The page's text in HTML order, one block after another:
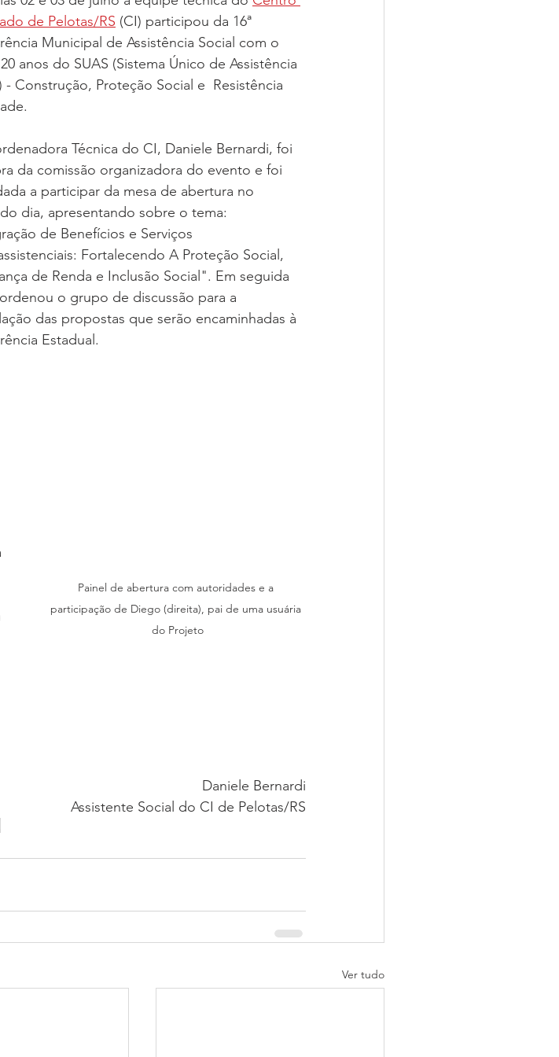
Salvashopping Candidatos Nossas Igrejas
Pessoal
de Pelotas/RS (CI) participou da 16ª
Municipal de Assistência Social com o
anos do SUAS (Sistema Único de Assistência
- Construção, Proteção Social e  Resistência
Técnica do CI, Daniele Bernardi, foi
da comissão organizadora do evento e foi
a participar da mesa de abertura no
dia, apresentando sobre o tema:
de Benefícios e Serviços
Fortalecendo A Proteção Social,
de Renda e Inclusão Social". Em seguida
o grupo de discussão para a
das propostas que serão encaminhadas à
Estadual.
Painel de abertura com autoridades e a
participação de Diego (direita), pai de uma usuária
do Projeto
Daniele Bernardi
Assistente Social do CI de Pelotas/RS
Ver tudo